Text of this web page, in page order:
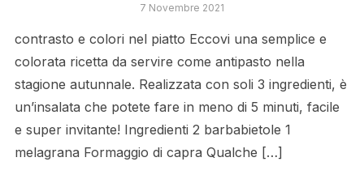
7 Novembre 2021
contrasto e colori nel piatto Eccovi una semplice e
colorata ricetta da servire come antipasto nella
stagione autunnale. Realizzata con soli 3 ingredienti, è
un’insalata che potete fare in meno di 5 minuti, facile
e super invitante! Ingredienti 2 barbabietole 1
melagrana Formaggio di capra Qualche […]